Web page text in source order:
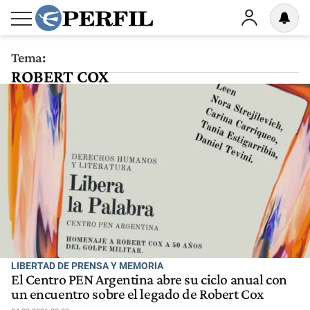
Tema:
ROBERT COX
LIBERTAD DE PRENSA Y MEMORIA
El Centro PEN Argentina abre su ciclo anual con
un encuentro sobre el legado de Robert Cox